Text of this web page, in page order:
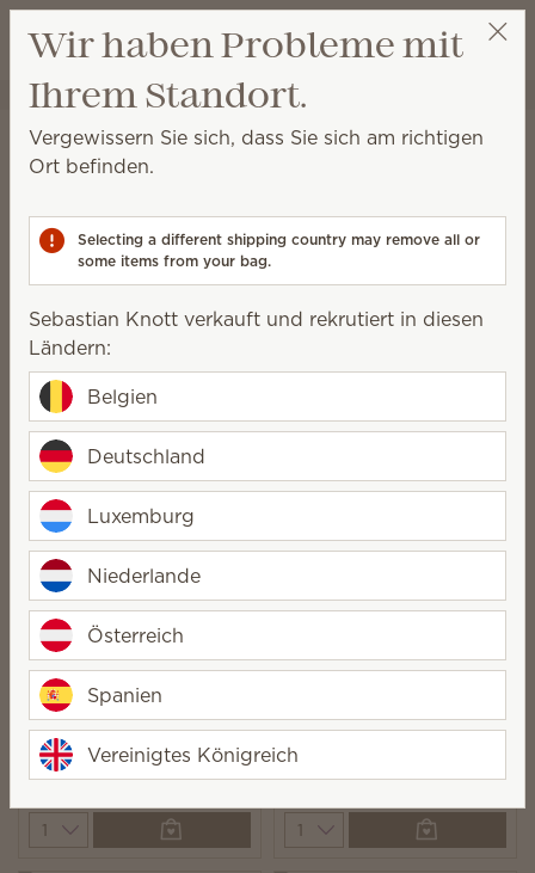
Wunschliste
Warenkorb
Sebastian Knott Party auswählen
Elektrische Duftlampen und Wachs Elektrische Duftlampen
Elektrische Duftlampen
Elektrischen Duftlampen, die von Kunsthandwerkern
auf der ganzen Welt hergestellt werden.
Warm
Rustikal,
gemütlich,
natürlich
Lebendig,
kreativ
Elegant,
minimalistisch
99 Ergebnisse Relevanz
1 Elektrische Duftlampe + 6 Scentsy Bars kaufen,
Lizenzierte Produkte und Kombi-Angebote ausgeschlossen.
Elektrische Duftlampe
Dusky Petals
Quantity
Elektrische Duftlampe
Sanded Linea
Quantity
Wir haben Probleme mit
Ihrem Standort.
Vergewissern Sie sich, dass Sie sich am richtigen
Ort befinden.
Selecting a different shipping country may remove all or
some items from your bag.
Sebastian Knott verkauft und rekrutiert in diesen
Ländern:
Belgien
Deutschland
Luxemburg
Niederlande
Österreich
Spanien
Vereinigtes Königreich